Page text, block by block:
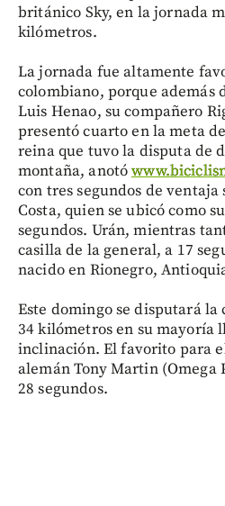
británico Sky, en la jornada
kilómetros.
La jornada fue altamente
colombiano, porque además
Luis Henao, su compañero
presentó cuarto en la meta
reina que tuvo la disputa de
montaña, anotó
con tres segundos de
Costa, quien se ubicó como
segundos. Urán, mientras
casilla de la general, a 17
nacido en Rionegro,
Este domingo se disputará
34 kilómetros en su mayoría
inclinación. El favorito para
alemán Tony Martin (Omega
28 segundos.